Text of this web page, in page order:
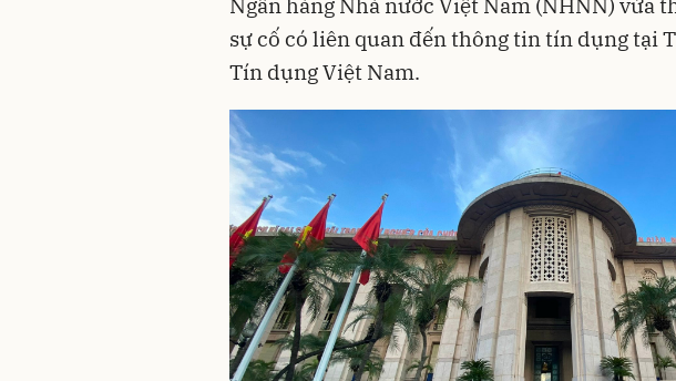
sự cố có liên quan đến thông tin tín dụng tại
Tín dụng Việt Nam.